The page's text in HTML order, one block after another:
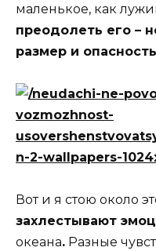
маленькое, как
преодолеть его –
размер и
Вот и я стою около
захлестывают
океана. Разные